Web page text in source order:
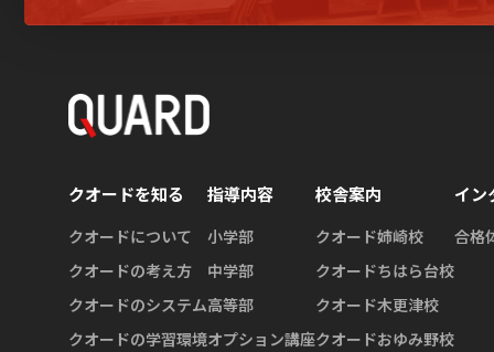
クオードを知る
クオードについて
クオードの考え方
クオードのシステム
クオードの学習環境
指導内容
小学部
中学部
高等部
オプション講座
校舎案内
クオード姉崎校
クオードちはら台校
クオード木更津校
クオードおゆみ野校
イン
合格